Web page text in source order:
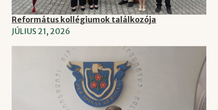
Református kollégiumok találkozója
JÚLIUS 21, 2026